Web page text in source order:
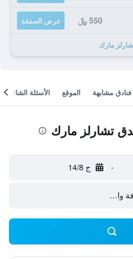
550 ﷼ عرض الصفقة
فنادق مشابهة الموقع الأسئلة الشائعة
تشارلز مارك
- ج 14/8